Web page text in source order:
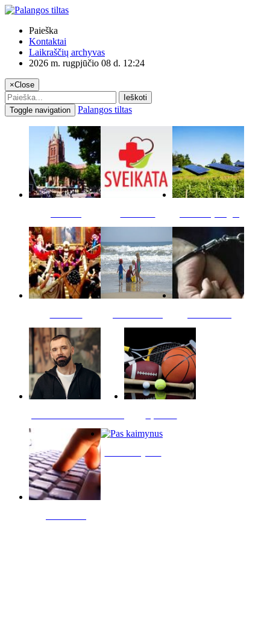
Paieška
Kontaktai
Laikraščių archyvas
2026 m. rugpjūčio 08 d. 12:24
×Close
Ieškoti
Toggle navigation
Palangos tiltas